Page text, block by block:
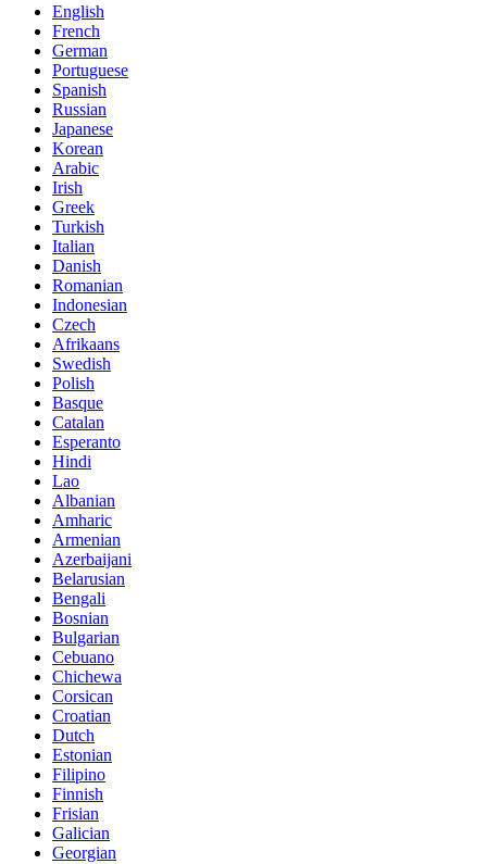
English
French
German
Portuguese
Spanish
Russian
Japanese
Korean
Arabic
Irish
Greek
Turkish
Italian
Danish
Romanian
Indonesian
Czech
Afrikaans
Swedish
Polish
Basque
Catalan
Esperanto
Hindi
Lao
Albanian
Amharic
Armenian
Azerbaijani
Belarusian
Bengali
Bosnian
Bulgarian
Cebuano
Chichewa
Corsican
Croatian
Dutch
Estonian
Filipino
Finnish
Frisian
Galician
Georgian